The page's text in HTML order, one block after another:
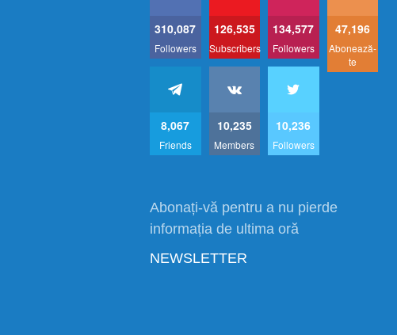
310,087
Followers
126,535
Subscribers
134,577
Followers
47,196
Abonează-
te
8,067
Friends
10,235
Members
10,236
Followers
Abonați-vă pentru a nu pierde
informația de ultima oră
NEWSLETTER